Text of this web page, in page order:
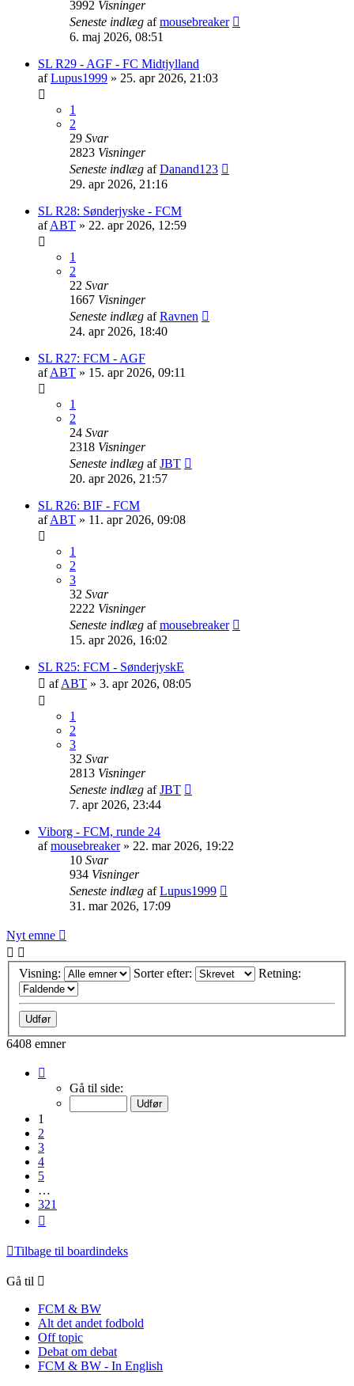
3992 Visninger
Seneste indlæg afmousebreaker
6. maj 2026, 08:51
SL R29 - AGF - FC Midtjylland
afLupus1999 » 25. apr 2026, 21:03
1
2
29 Svar
2823 Visninger
Seneste indlæg afDanand123
29. apr 2026, 21:16
SL R28: Sønderjyske - FCM
afABT » 22. apr 2026, 12:59
1
2
22 Svar
1667 Visninger
Seneste indlæg afRavnen
24. apr 2026, 18:40
SL R27: FCM - AGF
afABT » 15. apr 2026, 09:11
1
2
24 Svar
2318 Visninger
Seneste indlæg afJBT
20. apr 2026, 21:57
SL R26: BIF - FCM
afABT » 11. apr 2026, 09:08
1
2
3
32 Svar
2222 Visninger
Seneste indlæg afmousebreaker
15. apr 2026, 16:02
SL R25: FCM - SønderjyskE
afABT » 3. apr 2026, 08:05
1
2
3
32 Svar
2813 Visninger
Seneste indlæg afJBT
7. apr 2026, 23:44
Viborg - FCM, runde 24
afmousebreaker» 22. mar 2026, 19:22
10 Svar
934 Visninger
Seneste indlæg afLupus1999
31. mar 2026, 17:09
Nyt emne
Visning: Sorter efter: Retning:
6408 emner
Gå til side:
1
2
3
4
5
…
321
Tilbage til boardindeks
Gå til
FCM & BW
Alt det andet fodbold
Off topic
Debat om debat
FCM & BW - In English